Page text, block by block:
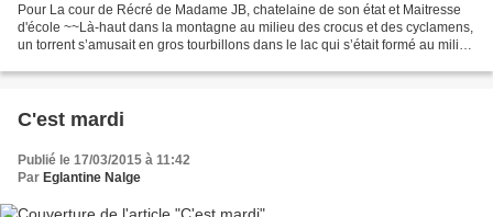
Pour La cour de Récré de Madame JB, chatelaine de son état et Maitresse
d'école ~~Là-haut dans la montagne au milieu des crocus et des cyclamens,
un torrent s’amusait en gros tourbillons dans le lac qui s’était formé au milieu
C'est mardi
Publié le 17/03/2015 à 11:42
Par Eglantine Nalge